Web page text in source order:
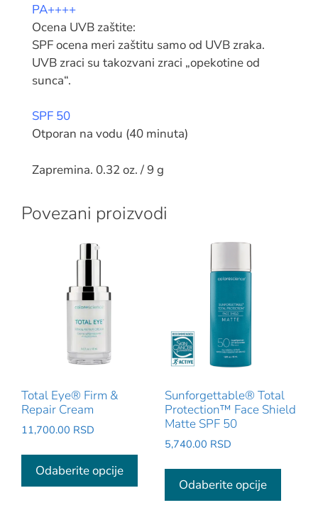
PA++++
Ocena UVB zaštite:
SPF ocena meri zaštitu samo od UVB zraka.
UVB zraci su takozvani zraci „opekotine od
sunca“.
SPF 50
Otporan na vodu (40 minuta)
Zapremina. 0.32 oz. / 9 g
Povezani proizvodi
Total Eye® Firm &
Repair Cream
11,700.00 RSD
Odaberite opcije
Ovaj
proizvod
ima
Sunforgettable® Total
Protection™ Face Shield
Matte SPF 50
5,740.00 RSD
Odaberite opcije
Ovaj
ima